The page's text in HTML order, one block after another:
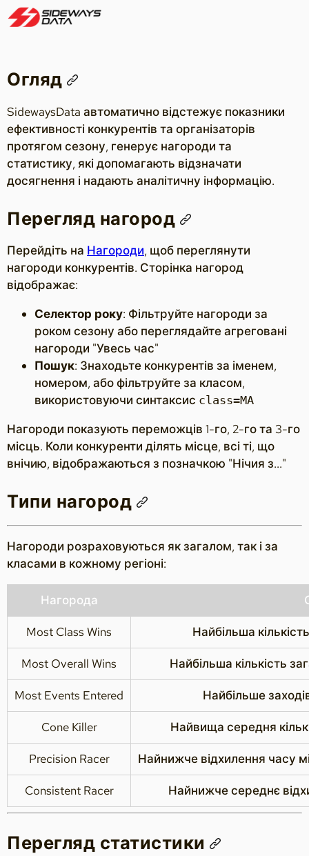
Огляд
SidewaysData автоматично відстежує показники
ефективності конкурентів та організаторів
протягом сезону, генерує нагороди та
статистику, які допомагають відзначати
досягнення і надають аналітичну інформацію.
Перегляд нагород
Перейдіть на Нагороди, щоб переглянути
нагороди конкурентів. Сторінка нагород
відображає:
Селектор року: Фільтруйте нагороди за
роком сезону або переглядайте агреговані
нагороди "Увесь час"
Пошук: Знаходьте конкурентів за іменем,
номером, або фільтруйте за класом,
використовуючи синтаксис class=MA
Нагороди показують переможців 1-го, 2-го та 3-го
місць. Коли конкуренти ділять місце, всі ті, що
внічию, відображаються з позначкою "Нічия з..."
Типи нагород
Нагороди розраховуються як загалом, так і за
класами в кожному регіоні:
Нагорода
Most Class Wins Найбільша
Most Overall Wins Найбільша кількість
Most Events Entered Найбільше
Cone Killer Найвища середня
Precision Racer Найнижче відхилення часу
Consistent Racer Найнижче середнє
Перегляд статистики